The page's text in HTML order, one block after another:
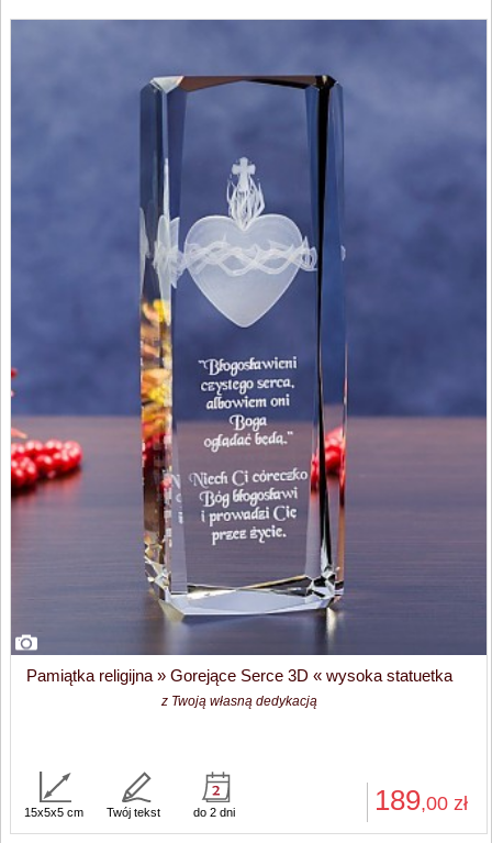
Pamiątka religijna » Gorejące Serce 3D « wysoka statuetka
z Twoją własną dedykacją
189,00 zł
15x5x5 cm Twój tekst do 2 dni